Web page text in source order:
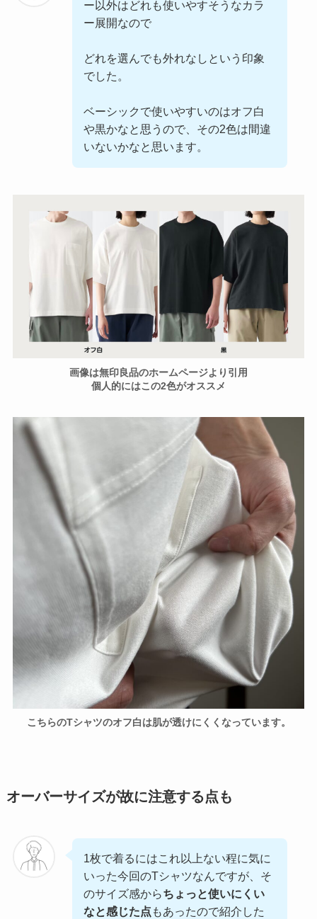
ー以外はどれも使いやすそうなカラ
ー展開なので
どれを選んでも外れなしという印象
でした。
ベーシックで使いやすいのはオフ白
や黒かなと思うので、その2色は間違
いないかなと思います。
画像は無印良品のホームページより引用
個人的にはこの2色がオススメ
こちらのTシャツのオフ白は肌が透けにくくなっています。
オーバーサイズが故に注意する点も
1枚で着るにはこれ以上ない程に気に
いった今回のTシャツなんですが、そ
のサイズ感からちょっと使いにくい
なと感じた点 もあったので紹介した